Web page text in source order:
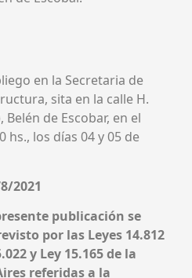
en la Secretaria de
sita en la calle H.
Belén de Escobar, en el
hs., los días 04y05 de
2021
publicación se
por las Leyes 14.812
y Ley 15.165 de la
referidas a la